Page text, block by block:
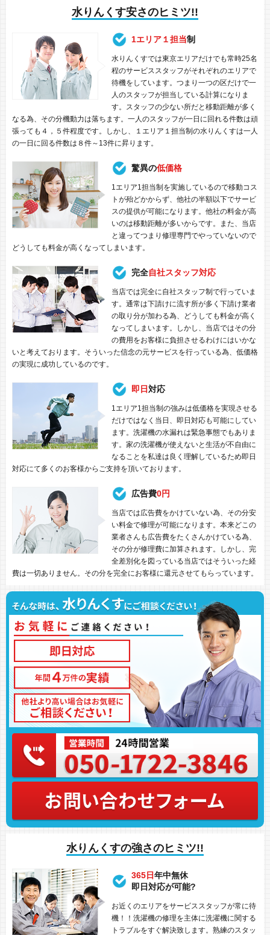
水りんくす安さのヒミツ!!
1エリア１担当制
水りんくすでは東京エリアだけでも常時25名
程のサービススタッフがそれぞれのエリアで
待機をしています。つまり一つの区だけで一
人のスタッフが担当している計算になりま
す。スタッフの少ない所だと移動距離が多く
なる為、その分機動力は落ちます。一人のスタッフが一日に回れる件数は頑
張っても４，５件程度です。しかし、１エリア１担当制の水りんくすは一人
の一日に回る件数は８件～13件に昇ります。
驚異の低価格
1エリア1担当制を実施しているので移動コス
トが殆どかからず、他社の半額以下でサービ
スの提供が可能になります。他社の料金が高
いのは移動距離が多いからです。また、当店
と違ってつまり修理専門でやっていないので
どうしても料金が高くなってしまいます。
完全自社スタッフ対応
当店では完全に自社スタッフ制で行っていま
す。通常は下請けに流す所が多く下請け業者
の取り分が加わる為、どうしても料金が高く
なってしまいます。しかし、当店ではその分
の費用をお客様に負担させるわけにはいかな
いと考えております。そういった信念の元サービスを行っている為、低価格
の実現に成功しているのです。
即日対応
1エリア1担当制の強みは低価格を実現させる
だけではなく当日、即日対応も可能にしてい
ます。洗濯機の水漏れは緊急事態でもありま
す。家の洗濯機が使えないと生活が不自由に
なることを私達は良く理解しているため即日
対応にて多くのお客様からご支持を頂いております。
広告費0円
当店では広告費をかけていない為、その分安
い料金で修理が可能になります。本来どこの
業者さんも広告費をたくさんかけている為、
その分が修理費に加算されます。しかし、完
全差別化を図っている当店ではそういった経
費は一切ありません。その分を完全にお客様に還元させてもらっています。
水りんくすの強さのヒミツ!!
365日年中無休
即日対応が可能?
お近くのエリアをサービススタッフが常に待
機！！洗濯機の修理を主体に洗濯機に関する
トラブルをすぐ解決致します。熟練のスタッ